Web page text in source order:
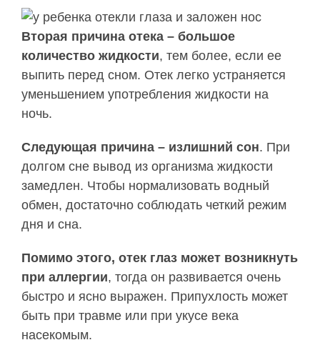
Вторая причина отека – большое
количество жидкости, тем более, если ее
выпить перед сном. Отек легко устраняется
уменьшением употребления жидкости на
ночь.
Следующая причина – излишний сон. При
долгом сне вывод из организма жидкости
замедлен. Чтобы нормализовать водный
обмен, достаточно соблюдать четкий режим
дня и сна.
Помимо этого, отек глаз может возникнуть
при аллергии, тогда он развивается очень
быстро и ясно выражен. Припухлость может
быть при травме или при укусе века
насекомым.